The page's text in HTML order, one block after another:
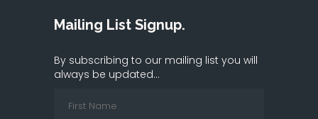
Mailing List Signup.
By subscribing to our mailing list you will
always be updated...